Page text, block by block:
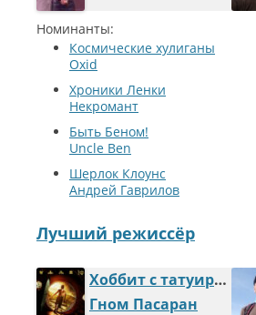
Номинанты:
Космические хулиганы
Oxid
Хроники Ленки
Некромант
Быть Беном!
Uncle Ben
Шерлок Клоунс
Андрей Гаврилов
Лучший режиссёр
Хоббит с татуировкой дракона
Гном Пасаран